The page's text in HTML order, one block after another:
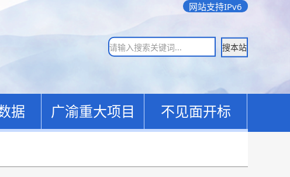
网站支持IPv6
搜本站
据 广渝重大项目 不见面开标